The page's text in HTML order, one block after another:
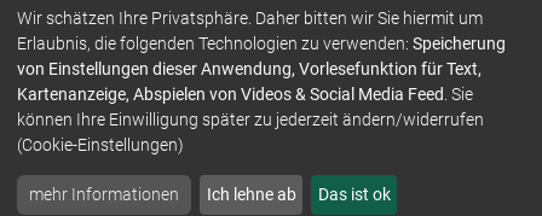
Infos zur Barrierefreiheit
Infos in Leichter Sprache
Infos zur Gebärdensprache
Übersetzen und Vorlesen
Wir schätzen Ihre Privatsphäre. Daher bitten wir Sie hiermit um
Erlaubnis, die folgenden Technologien zu verwenden: Speicherung
von Einstellungen dieser Anwendung, Vorlesefunktion für Text,
Kartenanzeige, Abspielen von Videos & Social Media Feed. Sie
können Ihre Einwilligung später zu jederzeit ändern/widerrufen
(Cookie-Einstellungen)
mehr Informationen Ich lehne ab Das ist ok